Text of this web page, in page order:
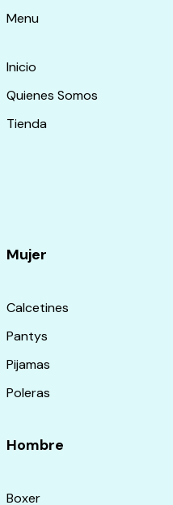
Menu
Inicio
Quienes Somos
Tienda
Mujer
Calcetines
Pantys
Pijamas
Poleras
Hombre
Boxer